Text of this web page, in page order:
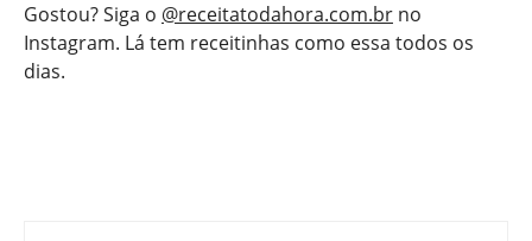
Gostou? Siga o @receitatodahora.com.br no
Instagram. Lá tem receitinhas como essa todos os
dias.